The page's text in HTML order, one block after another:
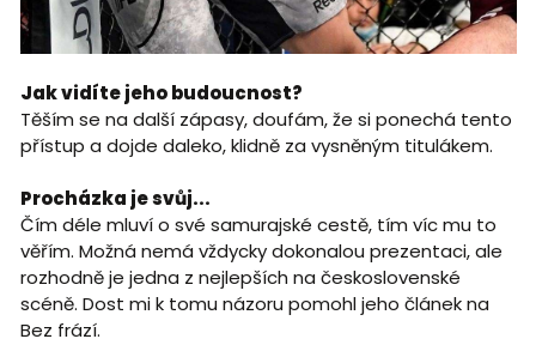
Jak vidíte jeho budoucnost?
Těším se na další zápasy, doufám, že si ponechá tento
přístup a dojde daleko, klidně za vysněným titulákem.
Procházka je svůj...
Čím déle mluví o své samurajské cestě, tím víc mu to
věřím. Možná nemá vždycky dokonalou prezentaci, ale
rozhodně je jedna z nejlepších na československé
scéně. Dost mi k tomu názoru pomohl jeho článek na
Bez frází.